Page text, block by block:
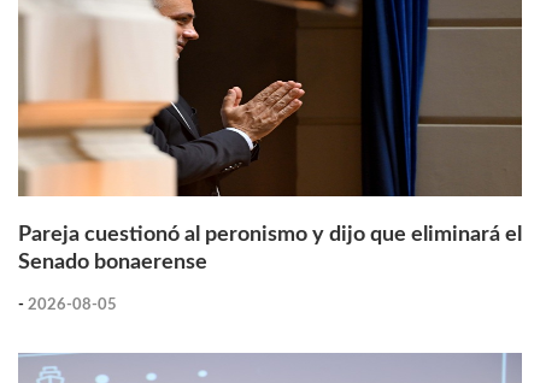
Pareja cuestionó al peronismo y dijo que eliminará el
Senado bonaerense
- 2026-08-05